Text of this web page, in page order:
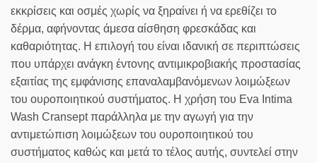
εκκρίσεις και οσμές χωρίς να ξηραίνει ή να ερεθίζει το
δέρμα, αφήνοντας άμεσα αίσθηση φρεσκάδας και
καθαριότητας. Η επιλογή του είναι ιδανική σε περιπτώσεις
που υπάρχει ανάγκη έντονης αντιμικροβιακής προστασίας
εξαιτίας της εμφάνισης επαναλαμβανόμενων λοιμώξεων
του ουροποιητικού συστήματος. Η χρήση του Eva Intima
Wash Cransept παράλληλα με την αγωγή για την
αντιμετώπιση λοιμώξεων του ουροποιητικού του
συστήματος καθώς και μετά το τέλος αυτής, συντελεί στην